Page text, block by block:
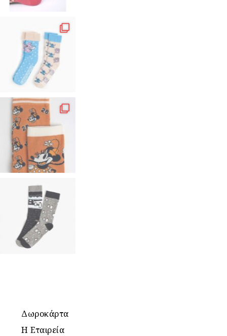
Δωροκάρτα
Η Εταιρεία